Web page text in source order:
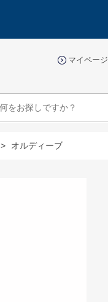
マイページ
> オルディーブ